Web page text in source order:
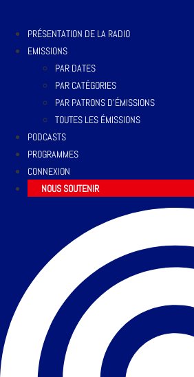
PRÉSENTATION DE LA RADIO
EMISSIONS
PAR DATES
PAR CATÉGORIES
PAR PATRONS D’ÉMISSIONS
TOUTES LES ÉMISSIONS
PODCASTS
PROGRAMMES
CONNEXION
NOUS SOUTENIR